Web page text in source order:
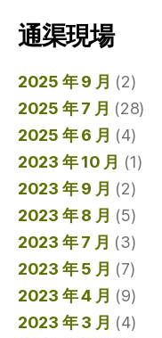
通渠現場
2025 年 9 月 (2)
2025 年 7 月 (28)
2025 年 6 月 (4)
2023 年 10 月 (1)
2023 年 9 月 (2)
2023 年 8 月 (5)
2023 年 7 月 (3)
2023 年 5 月 (7)
2023 年 4 月 (9)
2023 年 3 月 (4)